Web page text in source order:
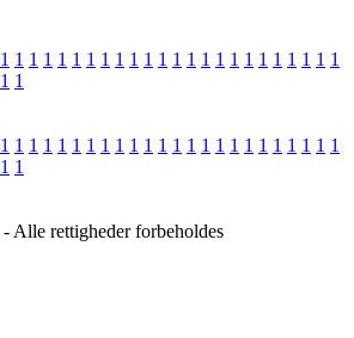
1 1 1 1 1 1 1 1 1 1 1 1 1 1 1 1 1 1 1 1 1 1 1 1
1 1
1 1 1 1 1 1 1 1 1 1 1 1 1 1 1 1 1 1 1 1 1 1 1 1
1 1
- Alle rettigheder forbeholdes